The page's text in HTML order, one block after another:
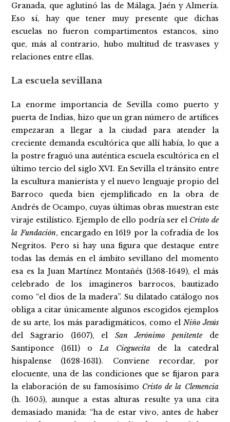
Granada, que aglutinó las de Málaga, Jaén y Almería.
Eso sí, hay que tener muy presente que dichas
escuelas no fueron compartimentos estancos, sino
que, más al contrario, hubo multitud de trasvases y
relaciones entre ellas.
La escuela sevillana
La enorme importancia de Sevilla como puerto y
puerta de Indias, hizo que un gran número de artífices
empezaran a llegar a la ciudad para atender la
creciente demanda escultórica que allí había, lo que a
la postre fraguó una auténtica escuela escultórica en el
último tercio del siglo XVI. En Sevilla el tránsito entre
la escultura manierista y el nuevo lenguaje propio del
Barroco queda bien ejemplificado en la obra de
Andrés de Ocampo, cuyas últimas obras muestran este
viraje estilístico. Ejemplo de ello podría ser el Cristo de
la Fundación, encargado en 1619 por la cofradía de los
Negritos. Pero si hay una figura que destaque entre
todas las demás en el ámbito sevillano del momento
esa es la Juan Martínez Montañés (1568-1649), el más
celebrado de los imagineros barrocos, bautizado
como “el dios de la madera”. Su dilatado catálogo nos
obliga a citar únicamente algunos escogidos ejemplos
de su arte, los más paradigmáticos, como el Niño Jesús
del Sagrario (1607), el San Jerónimo penitentede
Santiponce (1611) oLa Cieguecitade la catedral
hispalense (1628-1631). Conviene recordar, por
elocuente, una de las condiciones que se fijaron para
la elaboración de su famosísimo Cristo de la Clemencia
(h. 1605), aunque a estas alturas resulte ya una cita
demasiado manida: “ha de estar vivo, antes de haber